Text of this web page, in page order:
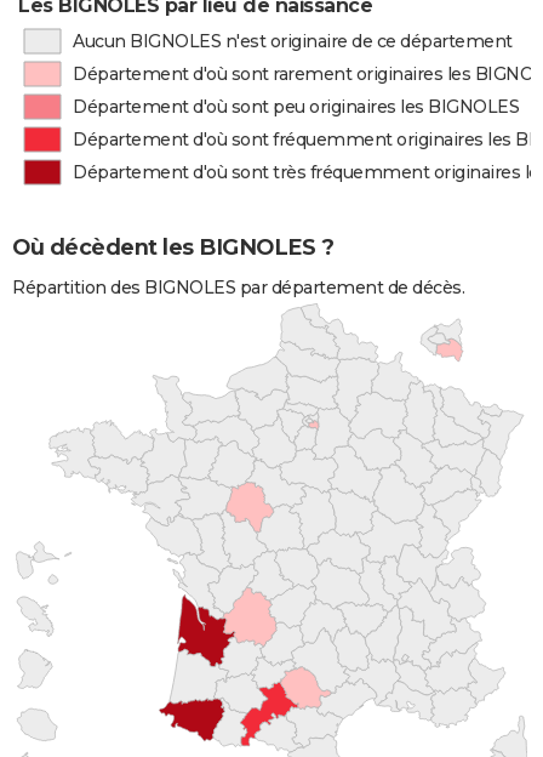
Les BIGNOLES par lieu de naissance
Aucun BIGNOLES n'est originaire de ce département
Département d'où sont rarement originaires les
Département d'où sont peu originaires les BIGNOLES
Département d'où sont fréquemment originaires les
Département d'où sont très fréquemment originaires
Où décèdent les BIGNOLES ?
Répartition des BIGNOLES par département de décès.